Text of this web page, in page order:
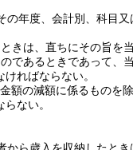
年度、会計別、科目
きは、直ちにその旨を
であるときであって
ればならない。
額の減額に係るものを
ない。